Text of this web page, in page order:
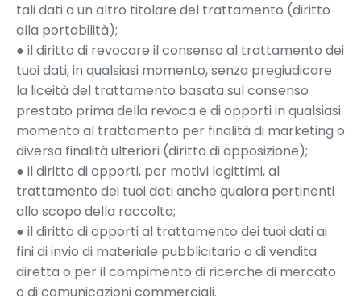
tali dati a un altro titolare del trattamento (diritto
alla portabilità);
● il diritto di revocare il consenso al trattamento dei
tuoi dati, in qualsiasi momento, senza pregiudicare
la liceità del trattamento basata sul consenso
prestato prima della revoca e di opporti in qualsiasi
momento al trattamento per finalità di marketing o
diversa finalità ulteriori (diritto di opposizione);
● il diritto di opporti, per motivi legittimi, al
trattamento dei tuoi dati anche qualora pertinenti
allo scopo della raccolta;
● il diritto di opporti al trattamento dei tuoi dati ai
fini di invio di materiale pubblicitario o di vendita
diretta o per il compimento di ricerche di mercato
o di comunicazioni commerciali.